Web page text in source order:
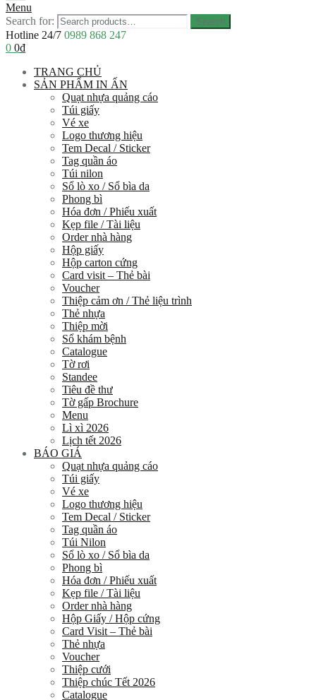
Menu
Search for:
Search
Hotline 24/7 0989 868 247
0 0₫
TRANG CHỦ
SẢN PHẨM IN ẤN
Quạt nhựa quảng cáo
Túi giấy
Vé xe
Logo thương hiệu
Tem Decal / Sticker
Tag quần áo
Túi nilon
Sổ lò xo / Sổ bìa da
Phong bì
Hóa đơn / Phiếu xuất
Kẹp file / Tài liệu
Order nhà hàng
Hộp giấy
Hộp carton cứng
Card visit – Thẻ bài
Voucher
Thiệp cảm ơn / Thẻ liệu trình
Thẻ nhựa
Thiệp mời
Sổ khám bệnh
Catalogue
Tờ rơi
Standee
Tiêu đề thư
Tờ gấp Brochure
Menu
Lì xì 2026
Lịch tết 2026
BÁO GIÁ
Quạt nhựa quảng cáo
Túi giấy
Vé xe
Logo thương hiệu
Tem Decal / Sticker
Tag quần áo
Túi Nilon
Sổ lò xo / Sổ bìa da
Phong bì
Hóa đơn / Phiếu xuất
Kẹp file / Tài liệu
Order nhà hàng
Hộp Giấy / Hộp cứng
Card Visit – Thẻ bài
Thẻ nhựa
Voucher
Thiệp cưới
Thiệp chúc Tết 2026
Catalogue